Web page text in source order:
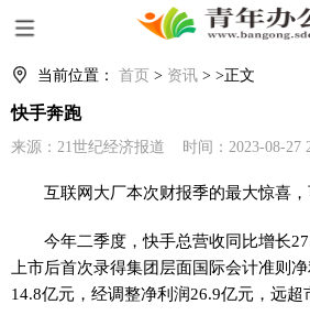
当前位置： 首页 > 资讯 > >正文
快手奔跑
来源：21世纪经济报道 时间：2023-08-27
互联网大厂本次财报季的最大惊喜，
今年二季度，快手总营收同比增长
上市后首次录得集团层面国际会计准则
14.8亿元，经调整净利润26.9亿元，远超